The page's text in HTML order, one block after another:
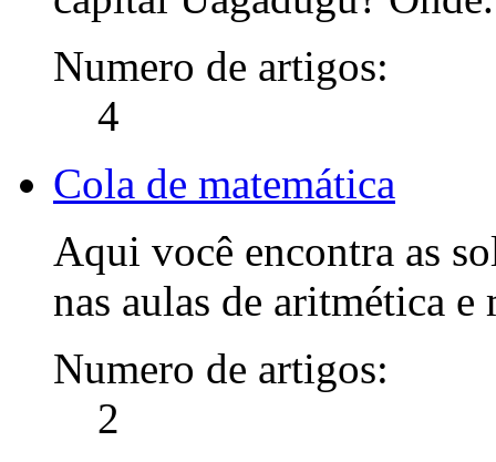
Numero de artigos:
4
Cola de matemática
Aqui você encontra as
nas aulas de aritmética e
Numero de artigos:
2